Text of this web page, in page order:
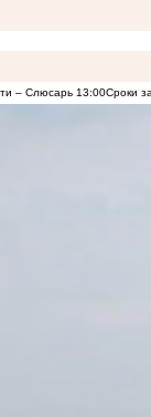
– Слюсарь 13:00Сроки